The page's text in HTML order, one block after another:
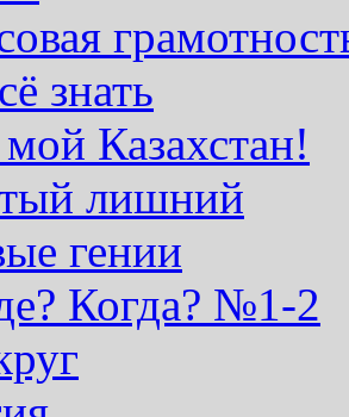
знать
Казахстан!
лишний
гении
Когда? №1-2